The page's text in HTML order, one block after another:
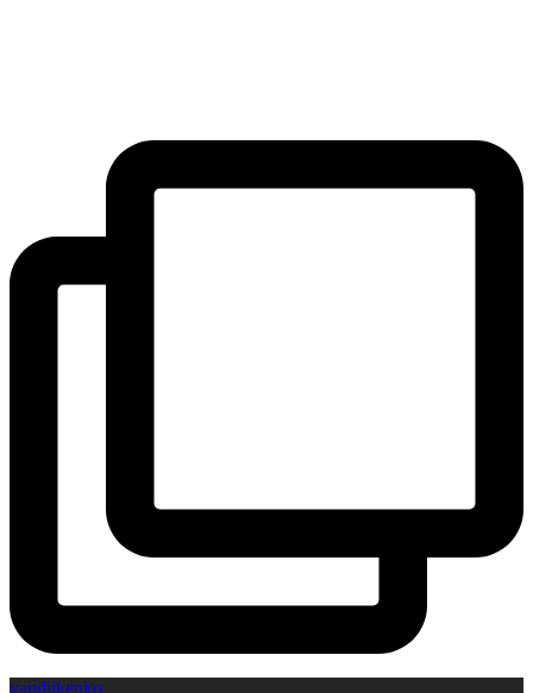
vandijkenko